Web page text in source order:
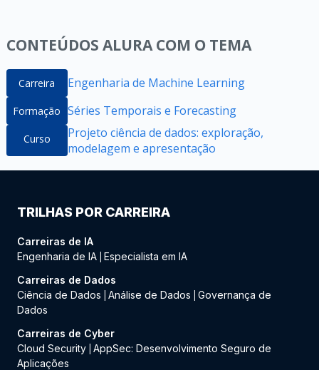
CONTEÚDOS ALURA COM O TEMA
Carreira Engenharia de Machine Learning
Formação Séries Temporais e Forecasting
Curso
Projeto ciência de dados: exploração,
modelagem e apresentação
TRILHAS POR CARREIRA
Carreiras de IA
Engenharia de IA Especialista em IA
Carreiras de Dados
Ciência de Dados
Análise de Dados
Governança de
Dados
Carreiras de Cyber
Cloud Security AppSec: Desenvolvimento Seguro de
Aplicações